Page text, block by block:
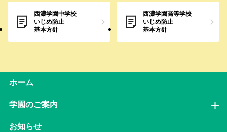
西濃学園中学校
いじめ防止
基本方針
西濃学園高等学校
いじめ防止
基本方針
ホーム
学園のご案内
お知らせ